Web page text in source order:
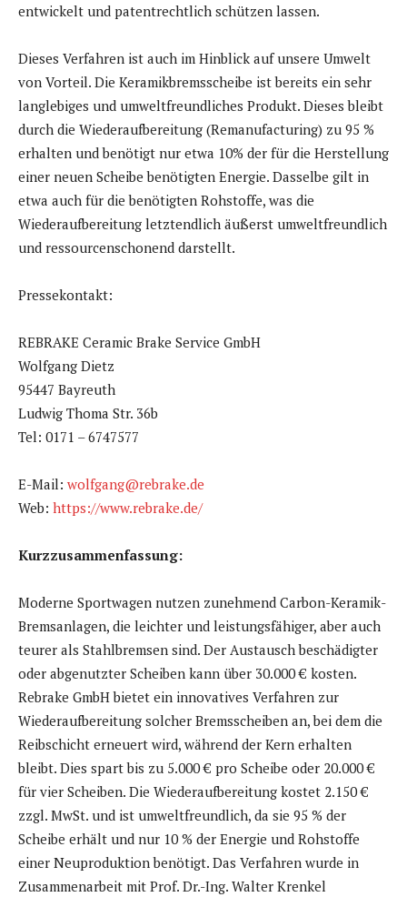
entwickelt und patentrechtlich schützen lassen.
Dieses Verfahren ist auch im Hinblick auf unsere Umwelt
von Vorteil. Die Keramikbremsscheibe ist bereits ein sehr
langlebiges und umweltfreundliches Produkt. Dieses bleibt
durch die Wiederaufbereitung (Remanufacturing) zu 95 %
erhalten und benötigt nur etwa 10% der für die Herstellung
einer neuen Scheibe benötigten Energie. Dasselbe gilt in
etwa auch für die benötigten Rohstoffe, was die
Wiederaufbereitung letztendlich äußerst umweltfreundlich
und ressourcenschonend darstellt.
Pressekontakt:
REBRAKE Ceramic Brake Service GmbH
Wolfgang Dietz
95447 Bayreuth
Ludwig Thoma Str. 36b
Tel: 0171 – 6747577
E-Mail: wolfgang@rebrake.de
Web: https://www.rebrake.de/
Kurzzusammenfassung:
Moderne Sportwagen nutzen zunehmend Carbon-Keramik-
Bremsanlagen, die leichter und leistungsfähiger, aber auch
teurer als Stahlbremsen sind. Der Austausch beschädigter
oder abgenutzter Scheiben kann über 30.000 € kosten.
Rebrake GmbH bietet ein innovatives Verfahren zur
Wiederaufbereitung solcher Bremsscheiben an, bei dem die
Reibschicht erneuert wird, während der Kern erhalten
bleibt. Dies spart bis zu 5.000 € pro Scheibe oder 20.000 €
für vier Scheiben. Die Wiederaufbereitung kostet 2.150 €
zzgl. MwSt. und ist umweltfreundlich, da sie 95 % der
Scheibe erhält und nur 10 % der Energie und Rohstoffe
einer Neuproduktion benötigt. Das Verfahren wurde in
Zusammenarbeit mit Prof. Dr.-Ing. Walter Krenkel